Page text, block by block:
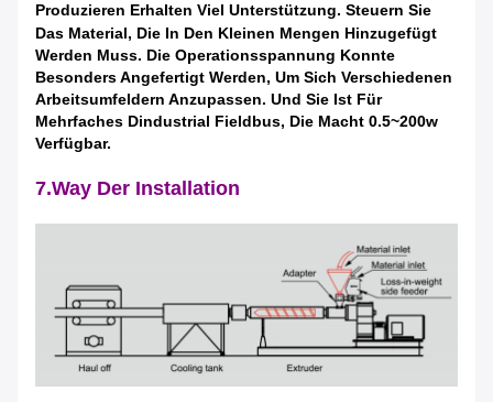
Produzieren Erhalten Viel Unterstützung. Steuern Sie
Das Material, Die In Den Kleinen Mengen Hinzugefügt
Werden Muss. Die Operationsspannung Konnte
Besonders Angefertigt Werden, Um Sich Verschiedenen
Arbeitsumfeldern Anzupassen. Und Sie Ist Für
Mehrfaches Dindustrial Fieldbus, Die Macht 0.5~200w
Verfügbar.
7.Way Der Installation